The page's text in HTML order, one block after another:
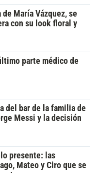
de María Vázquez, se
con su look floral y
parte médico de
del bar de la familia de
Messi y la decisión
presente: las
Mateo y Ciro que se